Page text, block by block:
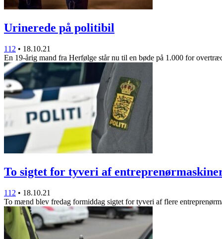
Urinerede på politibil
112 • 18.10.21
En 19-årig mand fra Herfølge står nu til en bøde på 1.000 for
To sigtet for tyveri af
112 • 18.10.21
To mænd blev fredag formiddag sigtet for tyveri af flere